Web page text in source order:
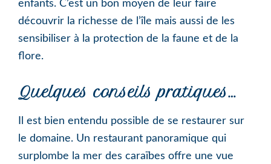
enfants. C’est un bon moyen de leur faire
découvrir la richesse de l’île mais aussi de les
sensibiliser à la protection de la faune et de la
flore.
Quelques conseils pratiques…
Il est bien entendu possible de se restaurer sur
le domaine. Un restaurant panoramique qui
surplombe la mer des caraïbes offre une vue